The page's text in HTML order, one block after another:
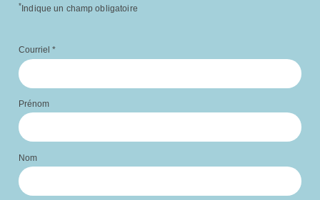
*Indique un champ obligatoire
Courriel *
Prénom
Nom